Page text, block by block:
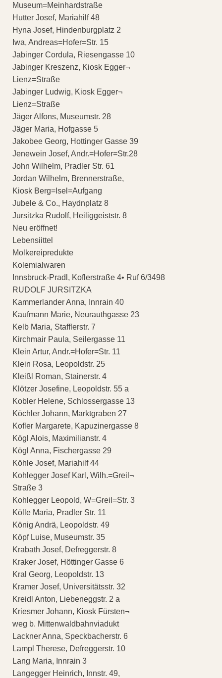
Museum=Meinhardstraße
Hutter Josef, Mariahilf 48
Hyna Josef, Hindenburgplatz 2
Iwa, Andreas=Hofer=Str. 15
Jabinger Cordula, Riesengasse 10
Jabinger Kreszenz, Kiosk Egger¬
Lienz=Straße
Jabinger Ludwig, Kiosk Egger¬
Lienz=Straße
Jäger Alfons, Museumstr. 28
Jäger Maria, Hofgasse 5
Jakobee Georg, Hottinger Gasse 39
Jenewein Josef, Andr.=Hofer=Str.28
John Wilhelm, Pradler Str. 61
Jordan Wilhelm, Brennerstraße,
Kiosk Berg=Isel=Aufgang
Jubele & Co., Haydnplatz 8
Jursitzka Rudolf, Heiliggeiststr. 8
Neu eröffnet!
Lebensiittel
Molkereipredukte
Kolemialwaren
Innsbruck-Pradl, Koflerstraße 4• Ruf 6/3498
RUDOLF JURSITZKA
Kammerlander Anna, Innrain 40
Kaufmann Marie, Neurauthgasse 23
Kelb Maria, Stafflerstr. 7
Kirchmair Paula, Seilergasse 11
Klein Artur, Andr.=Hofer=Str. 11
Klein Rosa, Leopoldstr. 25
Kleißl Roman, Stainerstr. 4
Klötzer Josefine, Leopoldstr. 55 a
Kobler Helene, Schlossergasse 13
Köchler Johann, Marktgraben 27
Kofler Margarete, Kapuzinergasse 8
Kögl Alois, Maximilianstr. 4
Kögl Anna, Fischergasse 29
Köhle Josef, Mariahilf 44
Kohlegger Josef Karl, Wilh.=Greil¬
Straße 3
Kohlegger Leopold, W=Greil=Str. 3
Kölle Maria, Pradler Str. 11
König Andrä, Leopoldstr. 49
Köpf Luise, Museumstr. 35
Krabath Josef, Defreggerstr. 8
Kraker Josef, Höttinger Gasse 6
Kral Georg, Leopoldstr. 13
Kramer Josef, Universitätsstr. 32
Kreidl Anton, Liebeneggstr. 2 a
Kriesmer Johann, Kiosk Fürsten¬
weg b. Mittenwaldbahnviadukt
Lackner Anna, Speckbacherstr. 6
Lampl Therese, Defreggerstr. 10
Lang Maria, Innrain 3
Langegger Heinrich, Innstr. 49,